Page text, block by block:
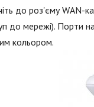
до роз'єму WAN-
до мережі). Порти
кольором.